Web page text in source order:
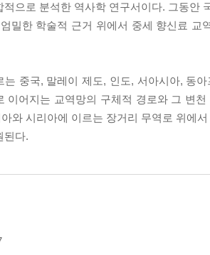
적으로 분석한 역사학 연구서이다. 그동안
밀한 학술적 근거 위에서 중세 향신료 교
는 중국, 말레이 제도, 인도, 서아시아, 동
이어지는 교역망의 구체적 경로와 그 변
와 시리아에 이르는 장거리 무역로 위에
된다.